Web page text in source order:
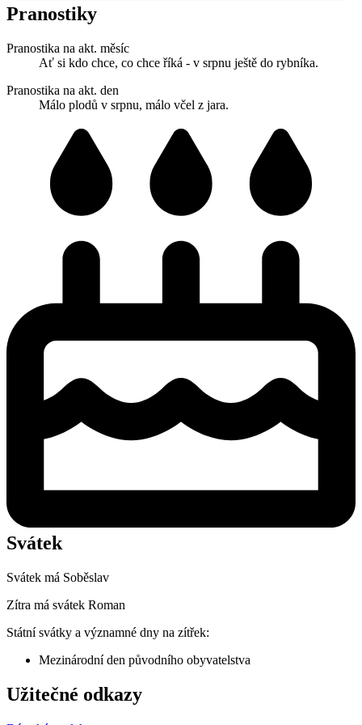
Pranostiky
Pranostika na akt. měsíc
Ať si kdo chce, co chce říká - v srpnu ještě do rybníka.
Pranostika na akt. den
Málo plodů v srpnu, málo včel z jara.
Svátek
Svátek má Soběslav
Zítra má svátek Roman
Státní svátky a významné dny na zítřek:
Mezinárodní den původního obyvatelstva
Užitečné odkazy